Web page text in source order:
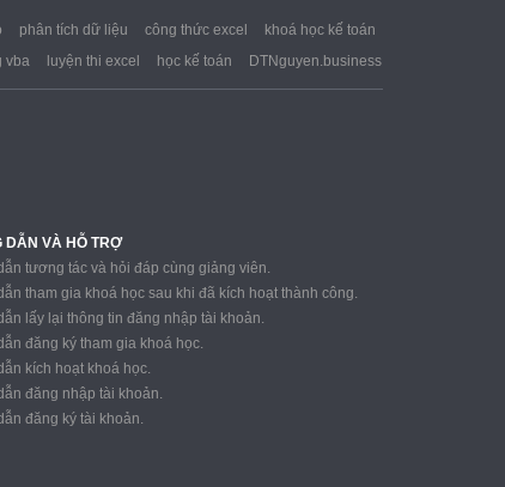
phân tích dữ liệu công thức excel
khoá học kế toán
vba luyện thi excel học kế toán DTNguyen.business
DẪN VÀ HỖ TRỢ
tương tác và hỏi đáp cùng giảng viên.
tham gia khoá học sau khi đã kích hoạt thành công.
lấy lại thông tin đăng nhập tài khoản.
đăng ký tham gia khoá học.
kích hoạt khoá học.
đăng nhập tài khoản.
đăng ký tài khoản.